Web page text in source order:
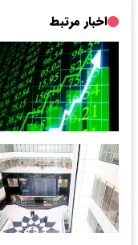
اخبار مرتبط